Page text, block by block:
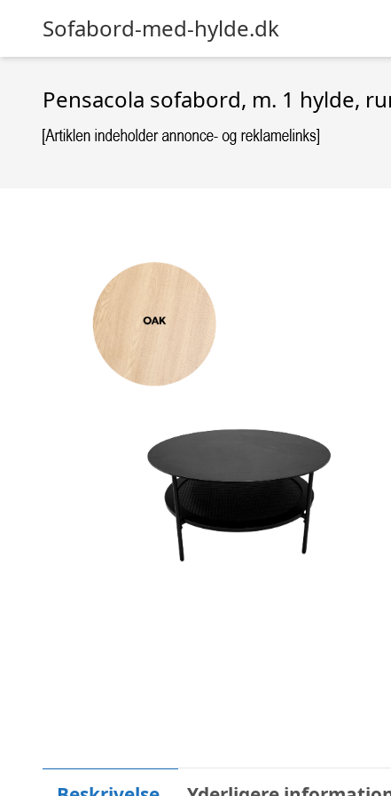
Sofabord-med-hylde.dk
Pensacola sofabord, m. 1 hylde,